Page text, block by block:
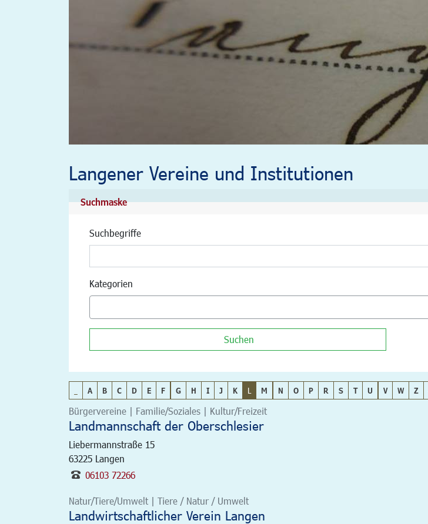
Langener Vereine und Institutionen
Suchmaske
Suchbegriffe
Kategorien
Suchen
A B C D E F G H I J K L M N O P R S T U V W Z
Bürgervereine | Familie/Soziales | Kultur/Freizeit
Landmannschaft der Oberschlesier
Liebermannstraße 15
63225 Langen
06103 72266
Natur/Tiere/Umwelt | Tiere / Natur / Umwelt
Landwirtschaftlicher Verein Langen